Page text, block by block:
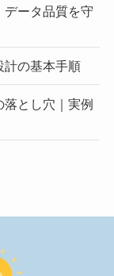
データ品質を守
計の基本手順
落とし穴｜実例